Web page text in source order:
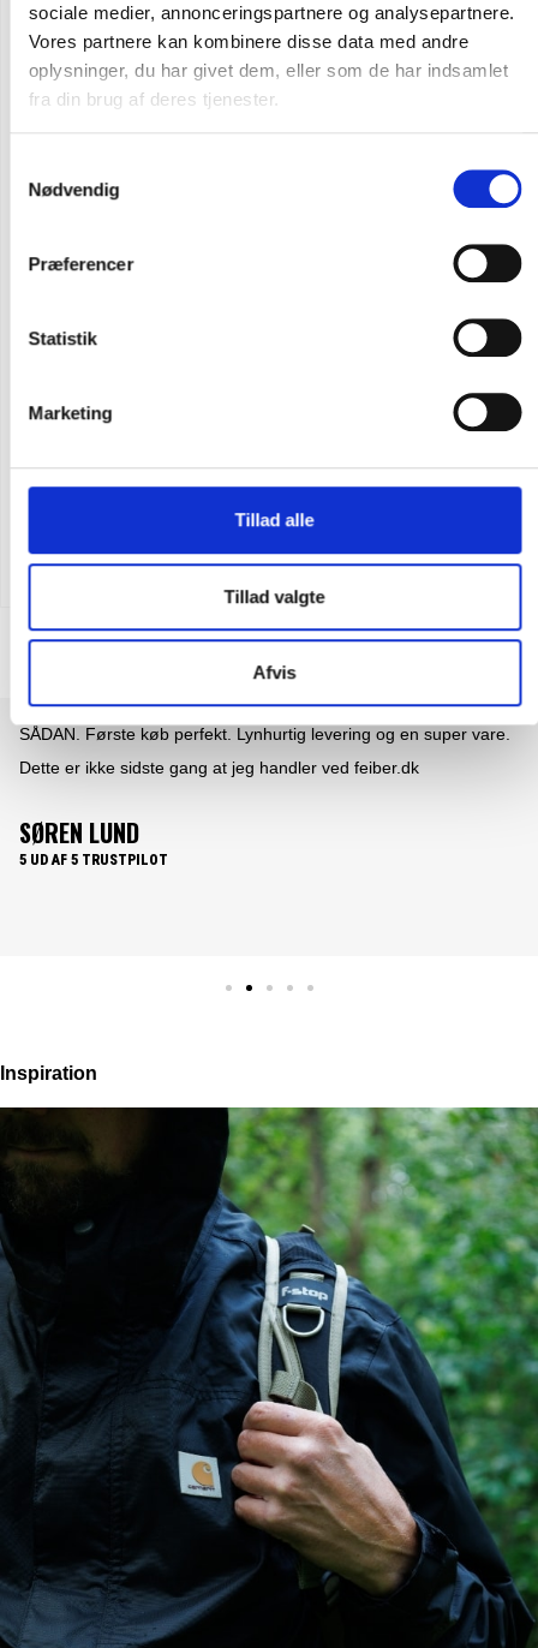
sociale medier, annonceringspartnere og analysepartnere.
Vores partnere kan kombinere disse data med andre
oplysninger, du har givet dem, eller som de har indsamlet
fra din brug af deres tjenester.
Nødvendig
Præferencer
Statistik
Marketing
Tillad alle
Tillad valgte
Afvis
Flere varianter
Carhartt sleeve logo sweatshirt med hætte
DKK 723,75
DKK 579,00
Det er en fornøjelse at handle med fieber. En nem overskuelig og
brugervenlig website. Hvor produkterne lever op til produkt
levering......What's not to like.
Inspiration